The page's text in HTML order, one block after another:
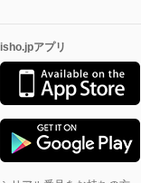
isho.jpアプリ